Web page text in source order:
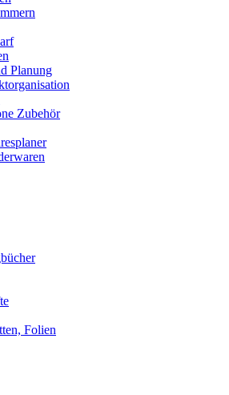
Planung
Zubehör
Folien